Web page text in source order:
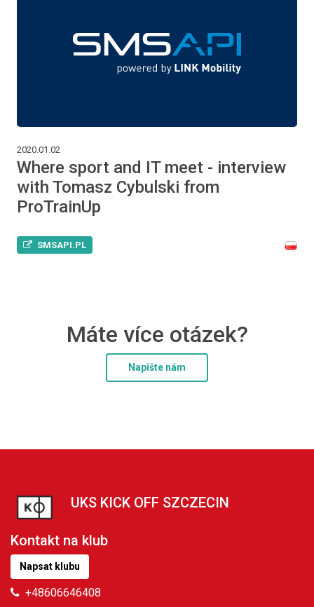
2020.01.02
Where sport and IT meet - interview
with Tomasz Cybulski from
ProTrainUp
SMSAPI.PL
Máte více otázek?
Napište nám
UKS KICK OFF SZCZECIN
Kontakt na klub
Napsat klubu
+48606646408